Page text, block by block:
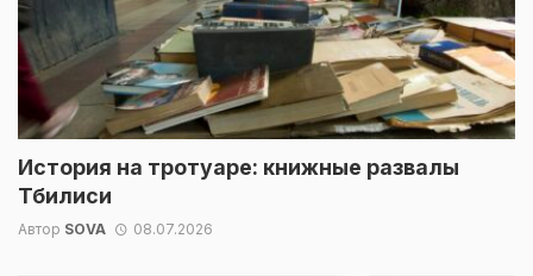
История на тротуаре: книжные развалы
Тбилиси
Автор SOVA 08.07.2026